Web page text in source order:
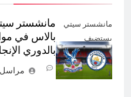
مانشستر سيتي
يستضيف
كريستال بالاس
مانشستر
بالاس في
بالدوري